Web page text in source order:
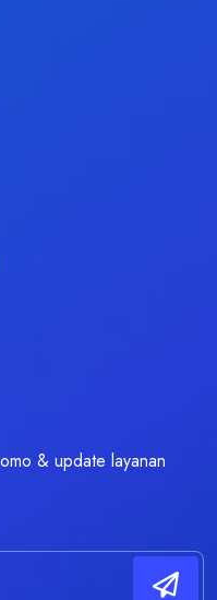
& update layanan